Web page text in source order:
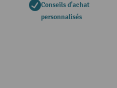
Lire la
Conseils d'achat
personnalisés